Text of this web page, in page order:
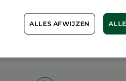
Meer
ALLES AFWIJZEN